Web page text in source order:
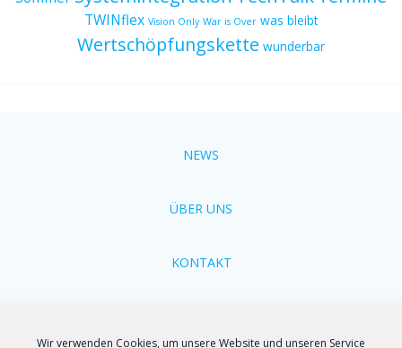
Wir verwenden Cookies, um unsere Website und unseren Service
TWINflex Vision Only War is Over was bleibt
Wertschöpfungskette wunderbar
NEWS
ÜBER UNS
KONTAKT